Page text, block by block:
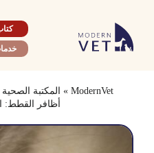
content
ModernVet
» المكتبة الصحية
أظافر القطط: